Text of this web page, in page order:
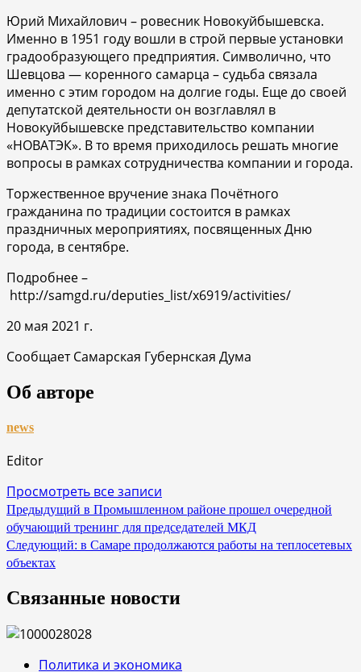
Юрий Михайлович – ровесник Новокуйбышевска.
Именно в 1951 году вошли в строй первые установки
градообразующего предприятия. Символично, что
Шевцова — коренного самарца – судьба связала
именно с этим городом на долгие годы. Еще до своей
депутатской деятельности он возглавлял в
Новокуйбышевске представительство компании
«НОВАТЭК». В то время приходилось решать многие
вопросы в рамках сотрудничества компании и города.
Торжественное вручение знака Почётного
гражданина по традиции состоится в рамках
праздничных мероприятиях, посвященных Дню
города, в сентябре.
Подробнее –
http://samgd.ru/deputies_list/x6919/activities/
20 мая 2021 г.
Сообщает Самарская Губернская Дума
Об авторе
news
Editor
Просмотреть все записи
Навигация
по
записям
Предыдущий в Промышленном районе прошел очередной
обучающий тренинг для председателей МКД
Следующий: в Самаре продолжаются работы на теплосетевых
объектах
Связанные новости
Политика и экономика